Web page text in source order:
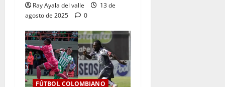
Ray Ayala del valle
13 de
agosto de 2025
0
FÚTBOL COLOMBIANO